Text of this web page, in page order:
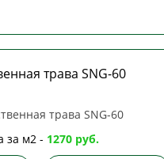
трава SNG-60
за м2 - 1270 руб.